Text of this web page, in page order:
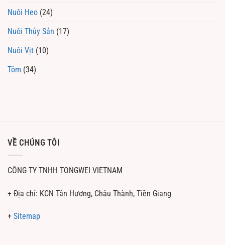
Nuôi Heo (24)
Nuôi Thủy Sản (17)
Nuôi Vịt (10)
Tôm (34)
VỀ CHÚNG TÔI
CÔNG TY TNHH TONGWEI VIETNAM
+ Địa chỉ: KCN Tân Hương, Châu Thành, Tiền Giang
+ Sitemap